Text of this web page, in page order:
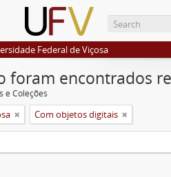
Federal de Viçosa
foram encontrados
e Coleções
Com objetos digitais